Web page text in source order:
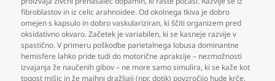
fibroblastov in iz celic arahnoidee. Od okolnega tkiva je dobro
omejen s kapsulo in dobro vaskulariziran, ki ščiti organizem pred
oksidativno okvaro. Začetek je variabilen, ki se kasneje razvije v
spastično. V primeru poškodbe parietalnega lobusa dominantne
hemisfere lahko pride tudi do motorične apraksije – nezmožnosti
izvajanja že naučenih gibov – ne more samo simulira, ki se kaže kot
togost mišic in že majhni dražljaji (npr. dotik) povzročijo hude krče.